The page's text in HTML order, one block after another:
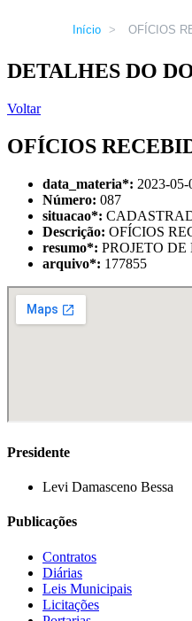
Início > OFÍCIOS
DETALHES DO
Voltar
OFÍCIOS
data_materia*: 2023-05-
Número: 087
situacao*:
Descrição: OFÍCIOS
resumo*: PROJETO DE
arquivo*: 177855
Presidente
Levi Damasceno Bessa
Publicações
Contratos
Diárias
Leis Municipais
Licitações